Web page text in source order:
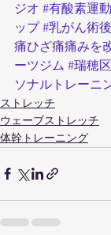
ジオ #有酸素運動
ップ #乳がん術
痛ひざ痛痛みを
ーツジム #瑞穂
ソナルトレーニ
ストレッチ
ウェーブストレッチ
体幹トレーニング